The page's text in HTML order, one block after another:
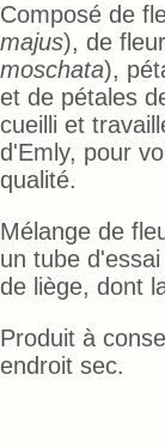
Composé de
majus), de
moschata),
et de pétales
cueilli et
d'Emly, pour
qualité.
Mélange de
un tube
de liège, dont
Produit à
endroit sec.